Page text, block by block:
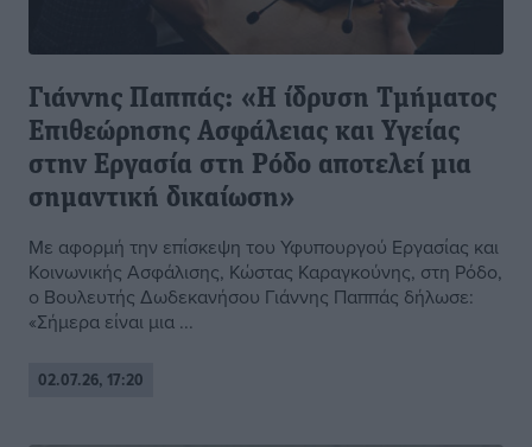
Γιάννης Παππάς: «Η ίδρυση Τμήματος
Επιθεώρησης Ασφάλειας και Υγείας
στην Εργασία στη Ρόδο αποτελεί μια
σημαντική δικαίωση»
Με αφορμή την επίσκεψη του Υφυπουργού Εργασίας και
Κοινωνικής Ασφάλισης, Κώστας Καραγκούνης, στη Ρόδο,
ο Βουλευτής Δωδεκανήσου Γιάννης Παππάς δήλωσε:
«Σήμερα είναι μια ...
02.07.26, 17:20